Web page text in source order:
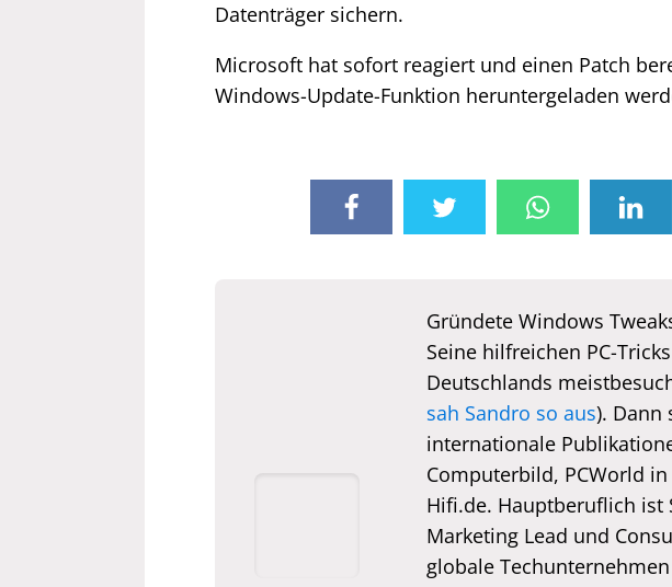
Datenträger sichern.
Microsoft hat sofort reagiert und einen Patch
Windows-Update-Funktion heruntergeladen
Gründete Windows
Seine hilfreichen PC-
Deutschlands
sah Sandro so aus). Dann
internationale
Computerbild, PCWorld in
Hifi.de. Hauptberuflich ist
Marketing Lead und
globale